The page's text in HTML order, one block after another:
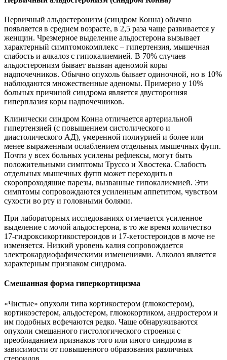
Первичный альдостеронизм (синдром Конна) обычно
появляется в среднем возрасте, в 2,5 раза чаще развивается у
женщин. Чрезмерное выделение альдостерона вызывает
характерный симптомокомплекс – гипертензия, мышечная
слабость и алкалоз с гипокалиемией. В 70% случаев
альдостеронизм бывает вызван аденомой коры
надпочечников. Обычно опухоль бывает одиночной, но в 10%
наблюдаются множественные аденомы. Примерно у 10%
больных причиной синдрома является двусторонняя
гиперплазия коры надпочечников.
Клинически синдром Конна отличается артериальной
гипертензией (с повышением систолического и
диастолического АД), умеренной полиурией и более или
менее выраженным ослаблением отдельных мышечных фупп.
Почти у всех больных усилены рефлексы, могут быть
положительными симптомы Труссо и Хвостека. Слабость
отдельных мышечных фупп может переходить в
скоропроходяшие парезы, вызванные гипокалиемией. Эти
симптомы сопровождаются усиленным аппетитом, чувством
сухости во рту и головными болями.
При лабораторных исследованиях отмечается усиленное
выделение с мочой альдостерона, в то же время количество
17-гидроксикортикостероидов и 17-кетостероидов в моче не
изменяется. Низкий уровень калия сопровождается
электрокардиофафическими изменениями. Алколоз является
характерным признаком синдрома.
Смешанная форма гиперкортицизма
«Чистые» опухоли типа кортикостером (глюкостером),
кортикоэстером, альдостером, глюкокортиком, андростером и
им подобных всфечаются редко. Чаще обнаруживаются
опухоли смешанного гистологического строения с
преобладанием признаков того или иного синдрома в
зависимости от повышенного образования различных
стероидов.